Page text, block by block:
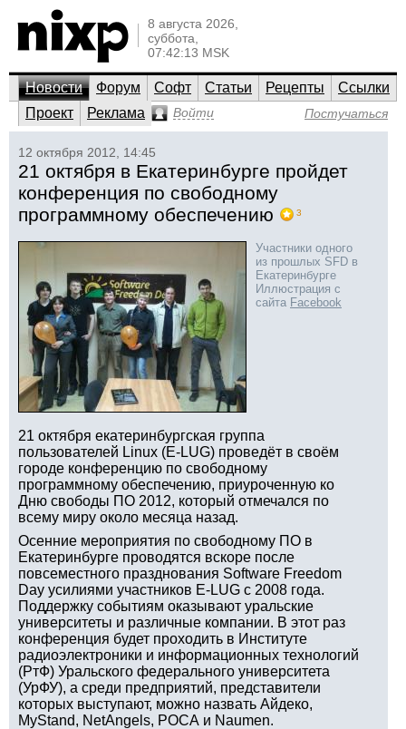
8 августа 2026,
суббота,
07:42:13 MSK
Новости Форум Софт Статьи Рецепты
Ссылки
Проект
Реклама Войти Постучаться
12 октября 2012, 14:45
21 октября в Екатеринбурге пройдет
конференция по свободному
программному обеспечению
3
Участники одного
из прошлых SFD в
Екатеринбурге
Иллюстрация с
сайта Facebook
21 октября екатеринбургская группа
пользователей Linux (E-LUG) проведёт в своём
городе конференцию по свободному
программному обеспечению, приуроченную ко
Дню свободы ПО 2012, который отмечался по
всему миру около месяца назад.
Осенние мероприятия по свободному ПО в
Екатеринбурге проводятся вскоре после
повсеместного празднования Software Freedom
Day усилиями участников E-LUG с 2008 года.
Поддержку событиям оказывают уральские
университеты и различные компании. В этот раз
конференция будет проходить в Институте
радиоэлектроники и информационных технологий
(РтФ) Уральского федерального университета
(УрФУ), а среди предприятий, представители
которых выступают, можно назвать Айдеко,
MyStand, NetAngels, РОСА и Naumen.